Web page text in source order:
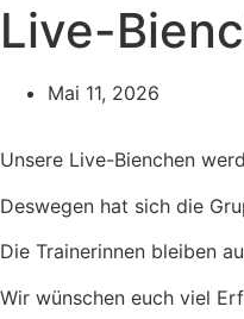
Live-
Mai 11, 2026
Unsere Live-Bienchen
Deswegen hat sich die
Die Trainerinnen bleiben
Wir wünschen euch viel